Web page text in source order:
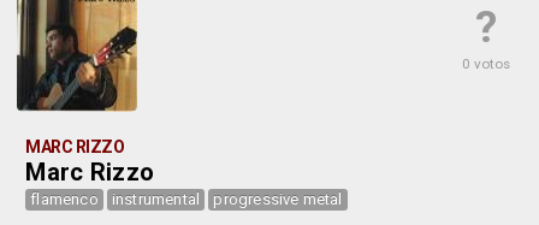
?
0 votos
MARC RIZZO
Marc Rizzo
flamenco instrumental progressive metal